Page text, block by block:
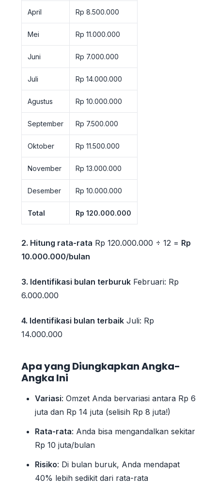
April Rp 8.500.000
Mei Rp 11.000.000
Juni Rp 7.000.000
Juli Rp 14.000.000
Agustus Rp 10.000.000
September Rp 7.500.000
Oktober Rp 11.500.000
November Rp 13.000.000
Desember Rp 10.000.000
Total Rp 120.000.000
2. Hitung rata-rata Rp 120.000.000 ÷ 12 = Rp
10.000.000/bulan
3. Identifikasi bulan terburuk Februari: Rp
6.000.000
4. Identifikasi bulan terbaik Juli: Rp
14.000.000
Apa yang Diungkapkan Angka-
Angka Ini
Variasi: Omzet Anda bervariasi antara Rp 6
juta dan Rp 14 juta (selisih Rp 8 juta!)
Rata-rata: Anda bisa mengandalkan sekitar
Rp 10 juta/bulan
Risiko: Di bulan buruk, Anda mendapat
40% lebih sedikit dari rata-rata